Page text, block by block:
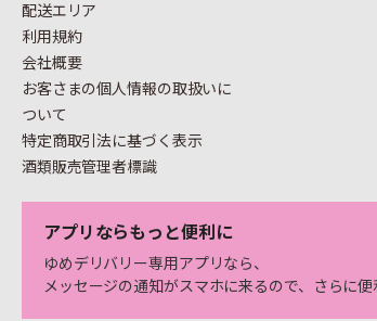
配送エリア
利用規約
会社概要
お客さまの個人情報の取扱いに
ついて
特定商取引法に基づく表示
酒類販売管理者標識
アプリならもっと便利に
ゆめデリバリー専用アプリなら、
メッセージの通知がスマホに来るので、さらに便